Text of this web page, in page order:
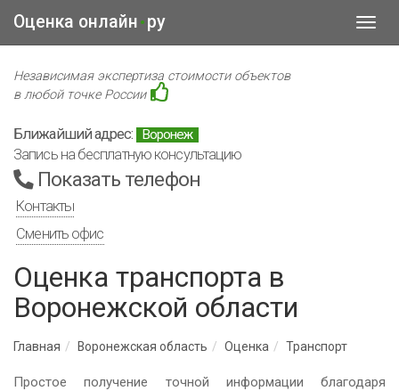
Оценка онлайн • ру
Независимая экспертиза стоимости объектов
в любой точке России
Ближайший адрес: Воронеж
Запись на бесплатную консультацию
Показать телефон
Контакты
Сменить офис
Оценка транспорта в
Воронежской области
Главная Воронежская область Оценка Транспорт
Простое получение точной информации благодаря